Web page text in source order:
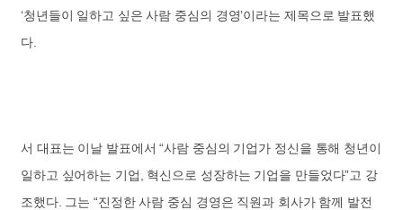
‘청년들이 일하고 싶은 사람 중심의 경영’이라는 제목으로 발표했
다.
서 대표는 이날 발표에서 “사람 중심의 기업가 정신을 통해 청년이
일하고 싶어하는 기업, 혁신으로 성장하는 기업을 만들었다”고 강
조했다. 그는 “진정한 사람 중심 경영은 직원과 회사가 함께 발전